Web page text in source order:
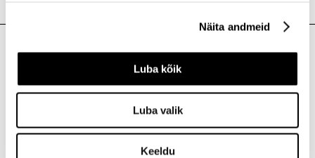
Näita andmeid
Luba kõik
Luba valik
Keeldu
Kristiine Kaubanduskeskus
Telefon 517 1040